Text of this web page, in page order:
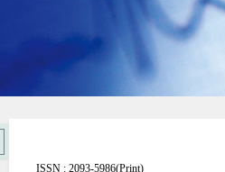
ISSN : 2093-5986(Print)